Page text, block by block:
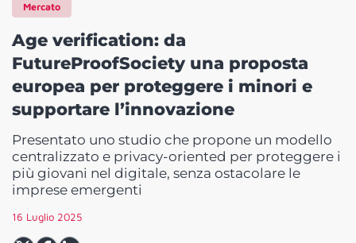
Mercato
Age verification: da
FutureProofSociety una proposta
europea per proteggere i minori e
supportare l’innovazione
Presentato uno studio che propone un modello
centralizzato e privacy-oriented per proteggere i
più giovani nel digitale, senza ostacolare le
imprese emergenti
16 Luglio 2025